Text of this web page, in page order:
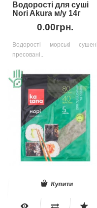
Водорості для суші
Nori Akura м/у 14г
0.00грн.
Водорості морські сушені
пресовані..
Купити